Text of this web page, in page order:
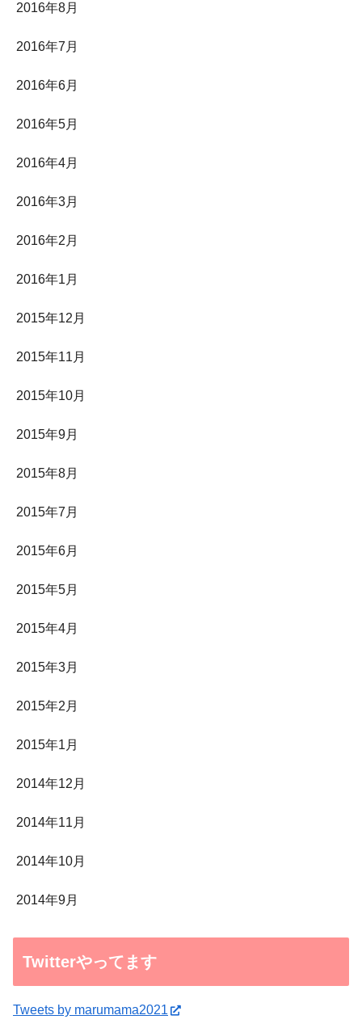
2016年8月
2016年7月
2016年6月
2016年5月
2016年4月
2016年3月
2016年2月
2016年1月
2015年12月
2015年11月
2015年10月
2015年9月
2015年8月
2015年7月
2015年6月
2015年5月
2015年4月
2015年3月
2015年2月
2015年1月
2014年12月
2014年11月
2014年10月
2014年9月
Twitterやってます
Tweets by marumama2021